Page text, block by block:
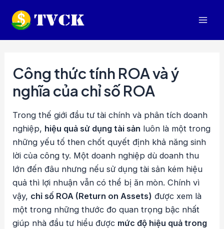
Công thức tính ROA và ý
nghĩa của chỉ số ROA
Trong thế giới đầu tư tài chính và phân tích doanh
nghiệp, hiệu quả sử dụng tài sản luôn là một trong
những yếu tố then chốt quyết định khả năng sinh
lời của công ty. Một doanh nghiệp dù doanh thu
lớn đến đâu nhưng nếu sử dụng tài sản kém hiệu
quả thì lợi nhuận vẫn có thể bị ăn mòn. Chính vì
vậy, chỉ số ROA (Return on Assets) được xem là
một trong những thước đo quan trọng bậc nhất
giúp nhà đầu tư hiểu được mức độ hiệu quả trong